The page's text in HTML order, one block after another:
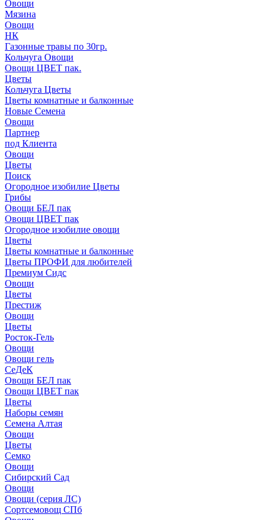
Овощи
Мязина
Овощи
НК
Газонные травы по 30гр.
Кольчуга Овощи
Овощи ЦВЕТ пак.
Цветы
Кольчуга Цветы
Цветы комнатные и балконные
Новые Семена
Овощи
Партнер
под Клиента
Овощи
Цветы
Поиск
Огородное изобилие Цветы
Грибы
Овощи БЕЛ пак
Овощи ЦВЕТ пак
Огородное изобилие овощи
Цветы
Цветы комнатные и балконные
Цветы ПРОФИ для любителей
Премиум Сидс
Овощи
Цветы
Престиж
Овощи
Цветы
Росток-Гель
Овощи
Овощи гель
СеДеК
Овощи БЕЛ пак
Овощи ЦВЕТ пак
Цветы
Наборы семян
Семена Алтая
Овощи
Цветы
Семко
Овощи
Сибирский Сад
Овощи
Овощи (серия ЛС)
Сортсемовощ СПб